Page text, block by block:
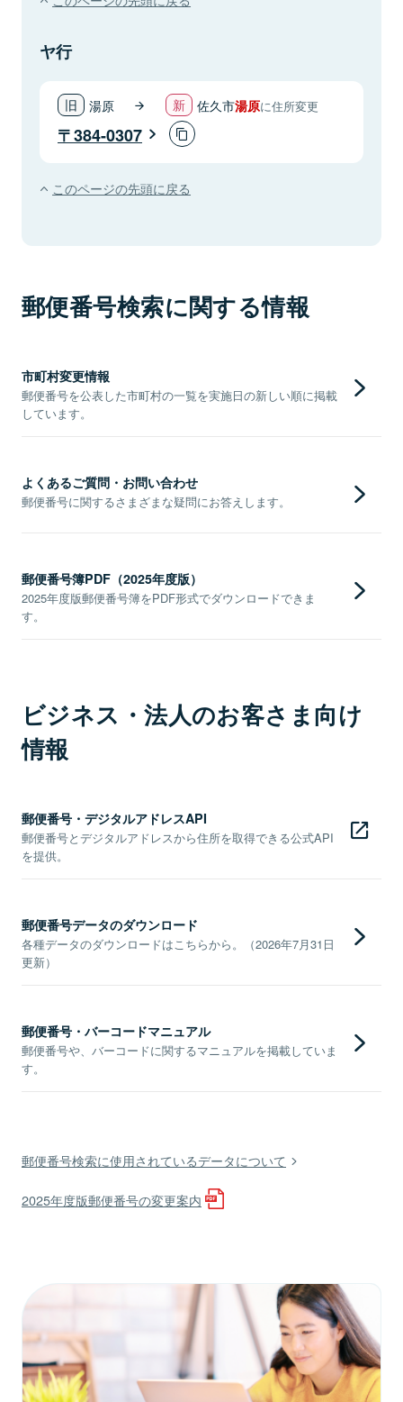
ヤ行
湯原 佐久市湯原に住所変更
384-0307
このページの先頭に戻る
郵便番号検索に関する情報
市町村変更情報
郵便番号を公表した市町村の一覧を実施日の新しい順に掲載
しています。
よくあるご質問・お問い合わせ
郵便番号に関するさまざまな疑問にお答えします。
郵便番号簿PDF（2025年度版）
2025年度版郵便番号簿をPDF形式でダウンロードできま
す。
ビジネス・法人のお客さま向け
情報
郵便番号・デジタルアドレスAPI
郵便番号とデジタルアドレスから住所を取得できる公式API
を提供。
郵便番号データのダウンロード
各種データのダウンロードはこちらから。（2026年7月31日
更新）
郵便番号・バーコードマニュアル
郵便番号や、バーコードに関するマニュアルを掲載していま
す。
郵便番号検索に使用されているデータについて
2025年度版郵便番号の変更案内